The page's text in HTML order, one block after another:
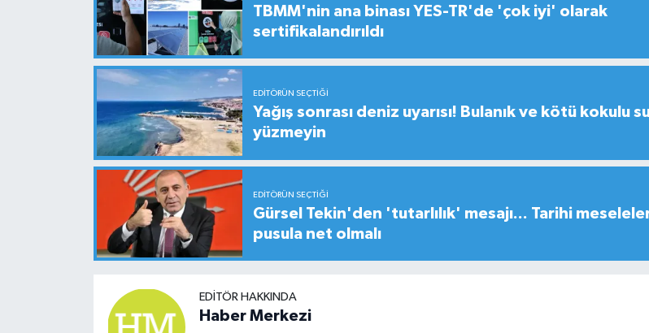
TBMM'nin ana binası YES-TR'de 'çok iyi' olarak
sertifikalandırıldı
EDITÖRÜN SEÇTIĞI
Yağış sonrası deniz uyarısı! Bulanık ve kötü kokulu
yüzmeyin
EDITÖRÜN SEÇTIĞI
Gürsel Tekin'den 'tutarlılık' mesajı... Tarihi
pusula net olmalı
EDITÖR HAKKINDA
Haber Merkezi